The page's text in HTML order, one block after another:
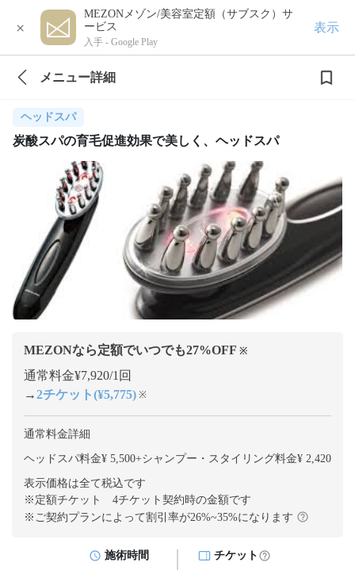
×
MEZONメゾン/美容室定額（サブスク）サ
ービス
入手 - Google Play
表示
メニュー詳細
ヘッドスパ
炭酸スパの育毛促進効果で美しく、ヘッドスパ
MEZONなら定額でいつでも27%OFF ※
通常料金¥7,920/1回
→2チケット(¥5,775) ※
通常料金詳細
ヘッドスパ料金¥ 5,500+シャンプー・スタイリング料金¥ 2,420
表示価格は全て税込です
※定額チケット 4チケット契約時の金額です
※ご契約プランによって割引率が26%~35%になります
施術時間 チケット